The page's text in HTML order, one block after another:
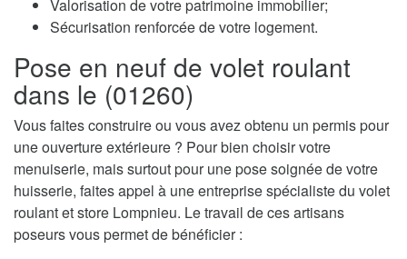
Valorisation de votre patrimoine immobilier;
Sécurisation renforcée de votre logement.
Pose en neuf de volet roulant
dans le (01260)
Vous faites construire ou vous avez obtenu un permis pour
une ouverture extérieure ? Pour bien choisir votre
menuiserie, mais surtout pour une pose soignée de votre
huisserie, faites appel à une entreprise spécialiste du volet
roulant et store Lompnieu. Le travail de ces artisans
poseurs vous permet de bénéficier :